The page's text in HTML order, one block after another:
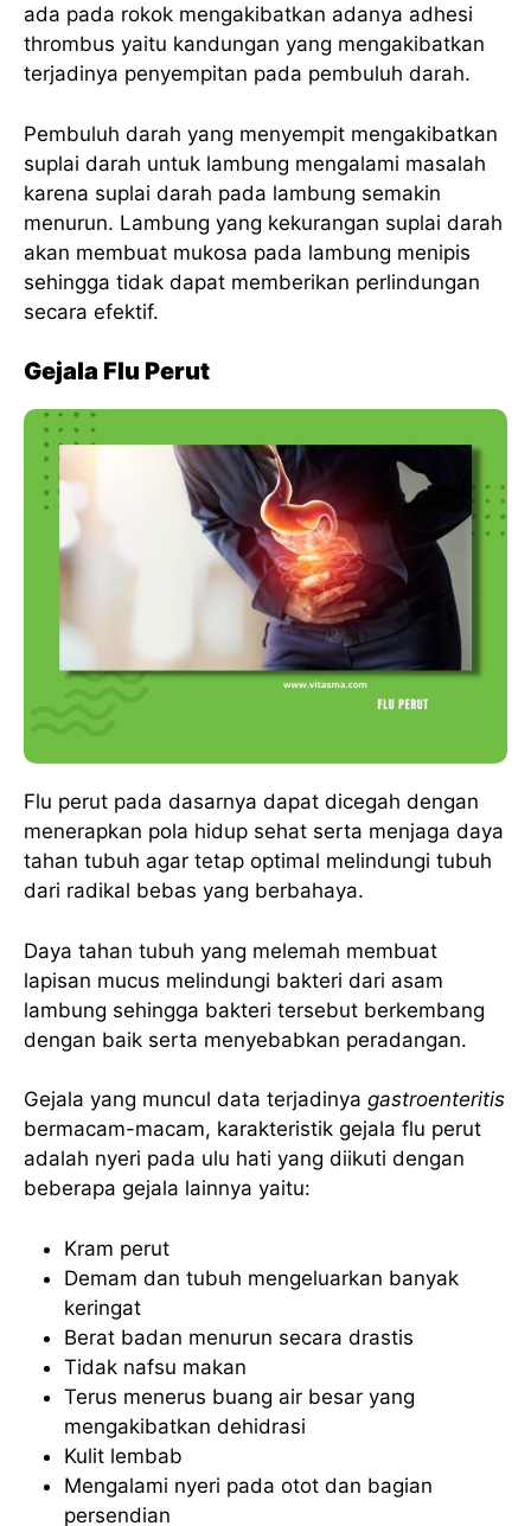
ada pada rokok mengakibatkan adanya adhesi
thrombus yaitu kandungan yang mengakibatkan
terjadinya penyempitan pada pembuluh darah.
Pembuluh darah yang menyempit mengakibatkan
suplai darah untuk lambung mengalami masalah
karena suplai darah pada lambung semakin
menurun. Lambung yang kekurangan suplai darah
akan membuat mukosa pada lambung menipis
sehingga tidak dapat memberikan perlindungan
secara efektif.
Gejala Flu Perut
Flu perut pada dasarnya dapat dicegah dengan
menerapkan pola hidup sehat serta menjaga daya
tahan tubuh agar tetap optimal melindungi tubuh
dari radikal bebas yang berbahaya.
Daya tahan tubuh yang melemah membuat
lapisan mucus melindungi bakteri dari asam
lambung sehingga bakteri tersebut berkembang
dengan baik serta menyebabkan peradangan.
Gejala yang muncul data terjadinya gastroenteritis
bermacam-macam, karakteristik gejala flu perut
adalah nyeri pada ulu hati yang diikuti dengan
beberapa gejala lainnya yaitu:
Kram perut
Demam dan tubuh mengeluarkan banyak
keringat
Berat badan menurun secara drastis
Tidak nafsu makan
Terus menerus buang air besar yang
mengakibatkan dehidrasi
Kulit lembab
Mengalami nyeri pada otot dan bagian
persendian